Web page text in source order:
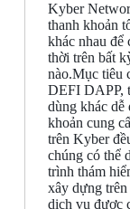
Kyber
thanh khoản
khác nhau để
thời trên bất
nào.Mục tiêu
DEFI DAPP,
dùng khác dễ
khoản cung
trên Kyber
chúng có thể
trình thám
xây dựng
dịch vụ được